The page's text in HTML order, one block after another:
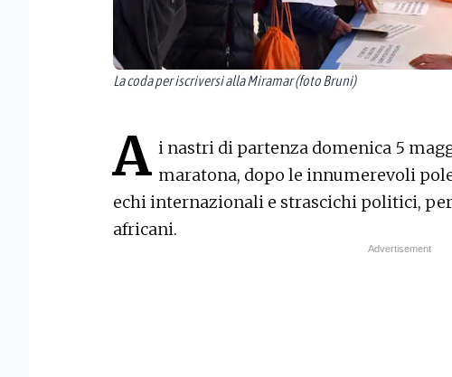
La coda per iscriversi alla Miramar (foto Bruni)
A i nastri di partenza domenica 5
maratona, dopo le innumerevoli
echi internazionali e strascichi politici,
africani.